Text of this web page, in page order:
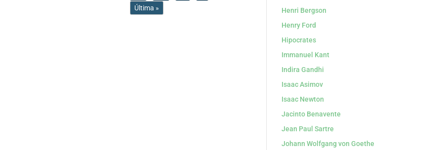
Última »
Henri Bergson
Henry Ford
Hipocrates
Immanuel Kant
Indira Gandhi
Isaac Asimov
Isaac Newton
Jacinto Benavente
Jean Paul Sartre
Johann Wolfgang von Goethe